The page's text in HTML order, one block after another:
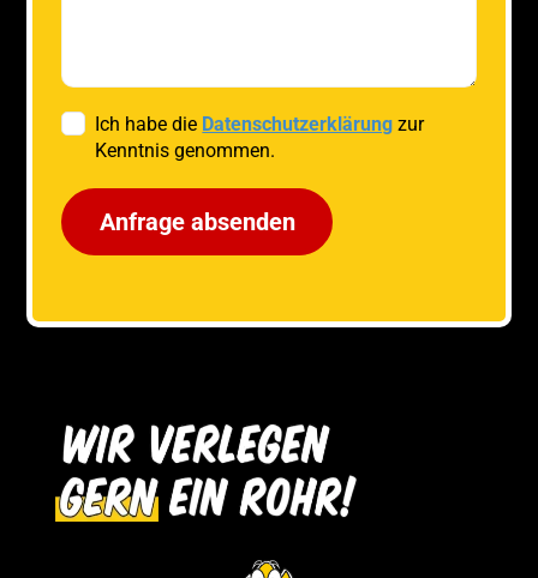
Ich habe die Datenschutzerklärung zur
Kenntnis genommen.